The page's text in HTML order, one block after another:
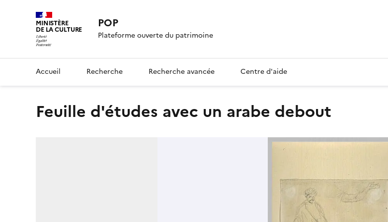
MINISTÈRE
DE LA CULTURE POP
Plateforme ouverte du patrimoine
Accueil Recherche Recherche avancée Centre d'aide
Feuille d'études avec un arabe debout